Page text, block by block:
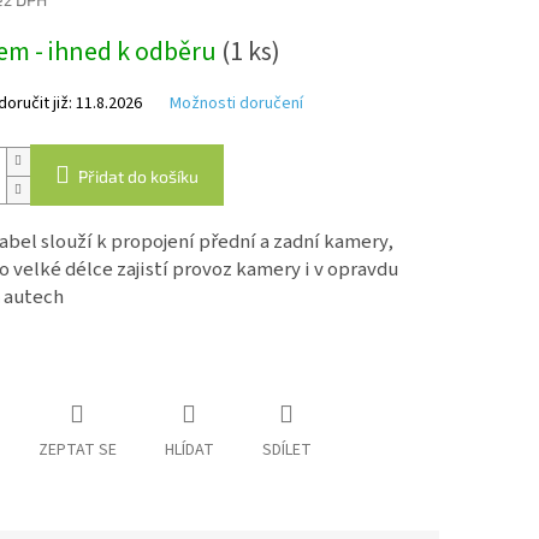
- ihned k odběru (1 ks)
již: 11.8.2026 Možnosti doručení
Přidat do košíku
slouží k propojení přední a zadní kamery,
velké délce zajistí provoz kamery i v opravdu
ZEPTAT SE HLÍDAT SDÍLET